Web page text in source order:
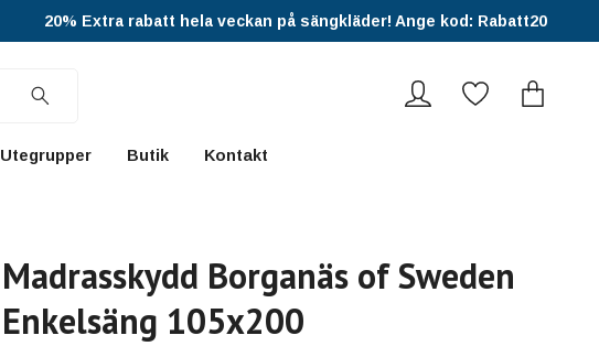
20% Extra rabatt hela veckan på sängkläder! Ange kod: Rabatt20
Utegrupper Butik Kontakt
Madrasskydd Borganäs of Sweden
Enkelsäng 105x200